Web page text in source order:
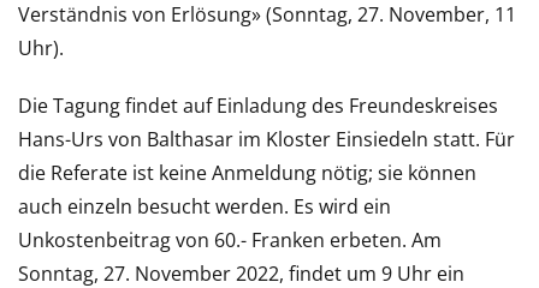
Verständnis von Erlösung» (Sonntag, 27. November, 11
Uhr).
Die Tagung findet auf Einladung des Freundeskreises
Hans-Urs von Balthasar im Kloster Einsiedeln statt. Für
die Referate ist keine Anmeldung nötig; sie können
auch einzeln besucht werden. Es wird ein
Unkostenbeitrag von 60.- Franken erbeten. Am
Sonntag, 27. November 2022, findet um 9 Uhr ein